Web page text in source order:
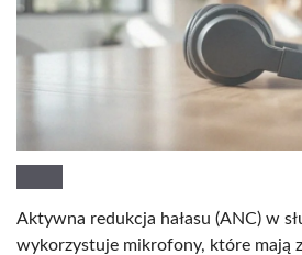
Aktywna redukcja hałasu (ANC) w
wykorzystuje mikrofony, które mają